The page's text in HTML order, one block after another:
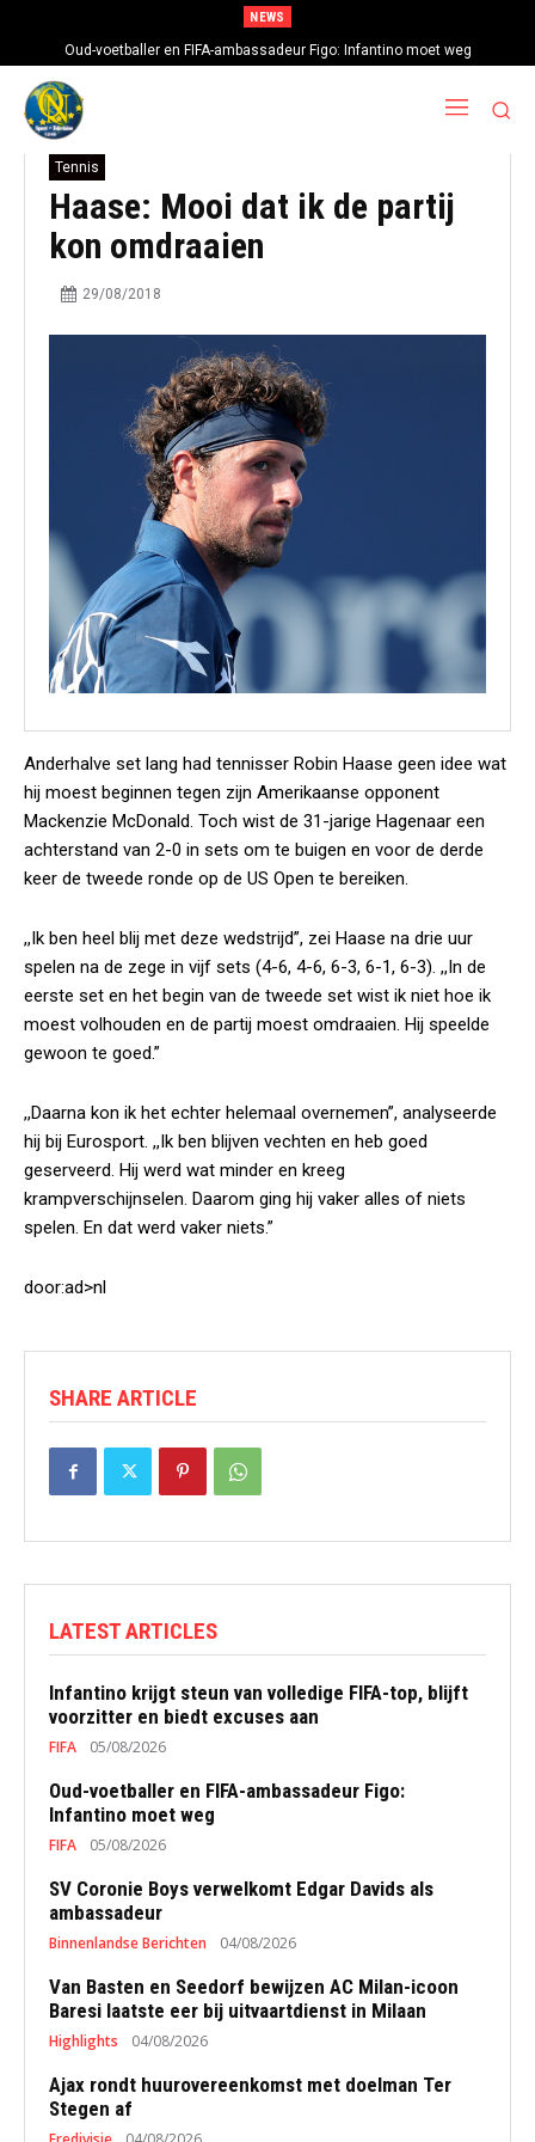
NEWS
Oud-voetballer en FIFA-ambassadeur Figo: Infantino moet weg
Tennis
Haase: Mooi dat ik de partij
kon omdraaien
29/08/2018
Anderhalve set lang had tennisser Robin Haase geen idee wat
hij moest beginnen tegen zijn Amerikaanse opponent
Mackenzie McDonald. Toch wist de 31-jarige Hagenaar een
achterstand van 2-0 in sets om te buigen en voor de derde
keer de tweede ronde op de US Open te bereiken.
,,Ik ben heel blij met deze wedstrijd”, zei Haase na drie uur
spelen na de zege in vijf sets (4-6, 4-6, 6-3, 6-1, 6-3). ,,In de
eerste set en het begin van de tweede set wist ik niet hoe ik
moest volhouden en de partij moest omdraaien. Hij speelde
gewoon te goed.”
,,Daarna kon ik het echter helemaal overnemen”, analyseerde
hij bij Eurosport. ,,Ik ben blijven vechten en heb goed
geserveerd. Hij werd wat minder en kreeg
krampverschijnselen. Daarom ging hij vaker alles of niets
spelen. En dat werd vaker niets.”
door:ad>nl
SHARE ARTICLE
LATEST ARTICLES
Infantino krijgt steun van volledige FIFA-top, blijft
voorzitter en biedt excuses aan
FIFA 05/08/2026
Oud-voetballer en FIFA-ambassadeur Figo:
Infantino moet weg
FIFA 05/08/2026
SV Coronie Boys verwelkomt Edgar Davids als
ambassadeur
Binnenlandse Berichten 04/08/2026
Van Basten en Seedorf bewijzen AC Milan-icoon
Baresi laatste eer bij uitvaartdienst in Milaan
Highlights 04/08/2026
Ajax rondt huurovereenkomst met doelman Ter
Stegen af